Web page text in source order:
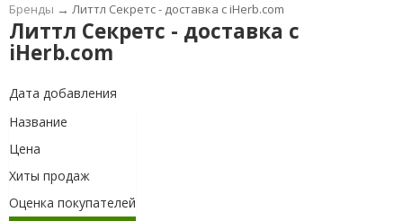
Бренды → Литтл Секретс - доставка с iHerb.com
Литтл Секретс - доставка с
iHerb.com
Дата добавления
Название
Цена
Хиты продаж
Оценка покупателей